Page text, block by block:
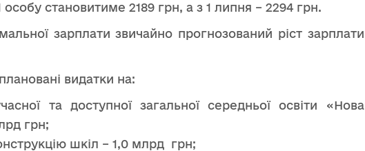
становитиме 2189 грн, а з 1 липня – 2294 грн.
зарплати звичайно прогнозований ріст зарплати
видатки на:
та доступної загальної середньої освіти «Нова
грн;
шкіл – 1,0 млрд грн;